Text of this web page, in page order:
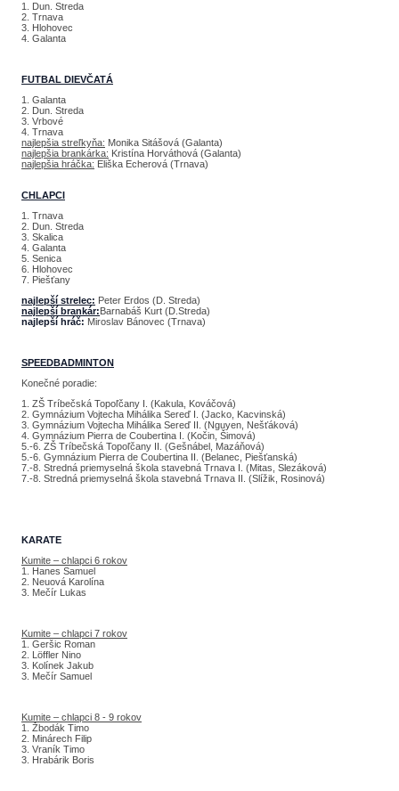
1. Dun. Streda
2. Trnava
3. Hlohovec
4. Galanta
FUTBAL DIEVČATÁ
1. Galanta
2. Dun. Streda
3. Vrbové
4. Trnava
najlepšia streľkyňa: Monika Sitášová (Galanta)
najlepšia brankárka: Kristína Horváthová (Galanta)
najlepšia hráčka: Eliška Echerová (Trnava)
CHLAPCI
1. Trnava
2. Dun. Streda
3. Skalica
4. Galanta
5. Senica
6. Hlohovec
7. Piešťany
najlepší strelec: Peter Erdos (D. Streda)
najlepší brankár: Barnabáš Kurt (D.Streda)
najlepší hráč: Miroslav Bánovec (Trnava)
SPEEDBADMINTON
Konečné poradie:
1. ZŠ Tríbečská Topoľčany I. (Kakula, Kováčová)
2. Gymnázium Vojtecha Mihálika Sereď I. (Jacko, Kacvinská)
3. Gymnázium Vojtecha Mihálika Sereď II. (Nguyen, Nešťáková)
4. Gymnázium Pierra de Coubertina I. (Kočin, Šimová)
5.-6. ZŠ Tríbečská Topoľčany II. (Gešnábel, Mazáňová)
5.-6. Gymnázium Pierra de Coubertina II. (Belanec, Piešťanská)
7.-8. Stredná priemyselná škola stavebná Trnava I. (Mitas, Slezáková)
7.-8. Stredná priemyselná škola stavebná Trnava II. (Slížik, Rosinová)
KARATE
Kumite – chlapci 6 rokov
1. Hanes Samuel
2. Neuová Karolína
3. Mečír Lukas
Kumite – chlapci 7 rokov
1. Geršic Roman
2. Löffler Nino
3. Kolínek Jakub
3. Mečír Samuel
Kumite – chlapci 8 - 9 rokov
1. Žbodák Timo
2. Minárech Filip
3. Vraník Timo
3. Hrabárik Boris